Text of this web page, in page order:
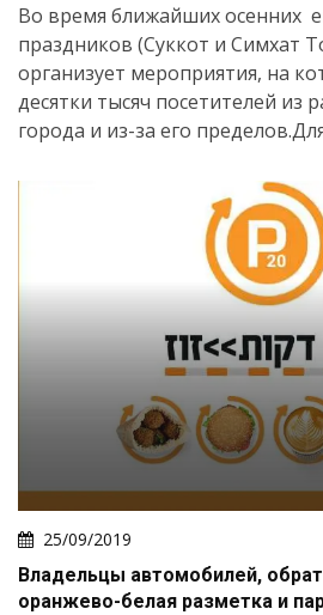
Во время ближайших осенних
праздников (Суккот и Симхат
организует мероприятия, на
десятки тысяч посетителей из
города и из-за его
25/09/2019
Владельцы автомобилей,
оранжево-белая разметка и